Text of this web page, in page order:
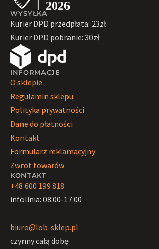
WYSYŁKA
Kurier DPD przedpłata: 23zł
Kurier DPD pobranie: 30zł
INFORMACJE
O sklepie
Regulamin sklepu
Polityka prywatności
Dane do płatności
Kontakt
Formularz reklamacyjny
Zwrot towarów
KONTAKT
+48 600 199 818
infolinia: 08:00-17:00
biuro@lob-sklep.pl
czynny całą dobę